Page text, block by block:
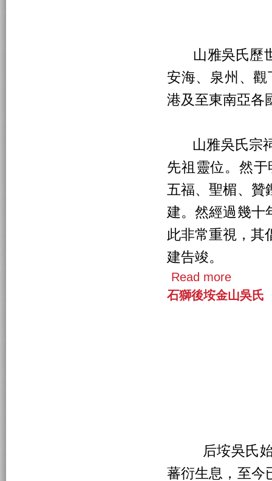
山雅吳氏歷世
安海、泉州、
港及至東南亞各
山雅吳氏宗祠
先祖靈位。然
五福、聖楣、贊
建。然經過幾十
此非常重視，其
建告竣。
Read more
石獅後垵金山吳氏
后垵吳氏始祖
蕃衍生息，至今